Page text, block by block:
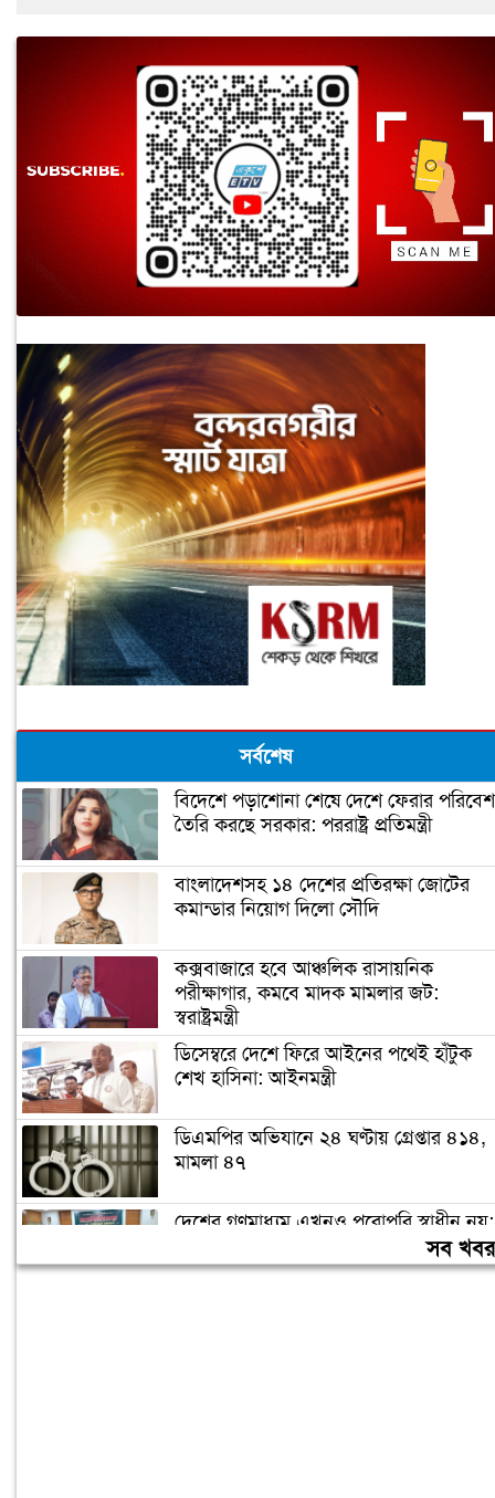
সর্বশেষ
বিদেশে পড়াশোনা শেষে দেশে ফেরার পরিবেশ
তৈরি করছে সরকার: পররাষ্ট্র প্রতিমন্ত্রী
বাংলাদেশসহ ১৪ দেশের প্রতিরক্ষা জোটের
কমান্ডার নিয়োগ দিলো সৌদি
কক্সবাজারে হবে আঞ্চলিক রাসায়নিক
পরীক্ষাগার, কমবে মাদক মামলার জট:
স্বরাষ্ট্রমন্ত্রী
ডিসেম্বরে দেশে ফিরে আইনের পথেই হাঁটুক
শেখ হাসিনা: আইনমন্ত্রী
ডিএমপির অভিযানে ২৪ ঘণ্টায় গ্রেপ্তার ৪১৪,
মামলা ৪৭
দেশের গণমাধ্যম এখনও পুরোপুরি স্বাধীন নয়:
সব